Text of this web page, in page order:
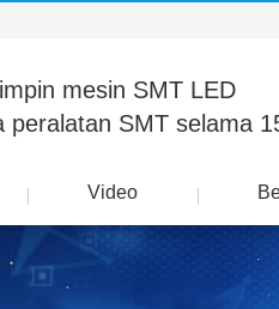
mesin SMT LED
peralatan SMT selama
Video